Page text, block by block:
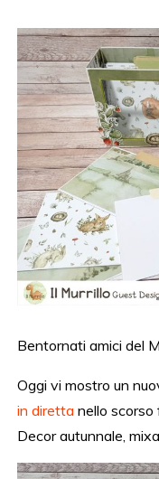
Bentornati amici del
Oggi vi mostro un
in diretta nello
Decor autunnale,